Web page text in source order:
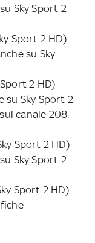
Sky Sport 2
Sport 2 HD)
su Sky
2 HD)
su Sky Sport 2
canale 208.
Sport 2 HD)
Sky Sport 2
Sport 2 HD)